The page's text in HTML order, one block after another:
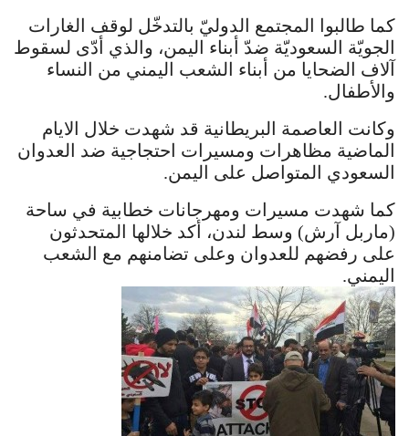
كما طالبوا المجتمع الدوليّ بالتدخّل لوقف الغارات
الجويّة السعوديّة ضدّ أبناء اليمن، والذي أدّى لسقوط
آلاف الضحايا من أبناء الشعب اليمني من النساء
والأطفال.
وكانت العاصمة البريطانية قد شهدت خلال الايام
الماضية مظاهرات ومسيرات احتجاجية ضد العدوان
السعودي المتواصل على اليمن.
كما شهدت مسيرات ومهرجانات خطابية في ساحة
(ماربل آرش) وسط لندن، أكد خلالها المتحدثون
على رفضهم للعدوان وعلى تضامنهم مع الشعب
اليمني.